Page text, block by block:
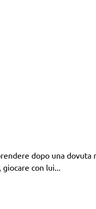
dopo una
con lui...